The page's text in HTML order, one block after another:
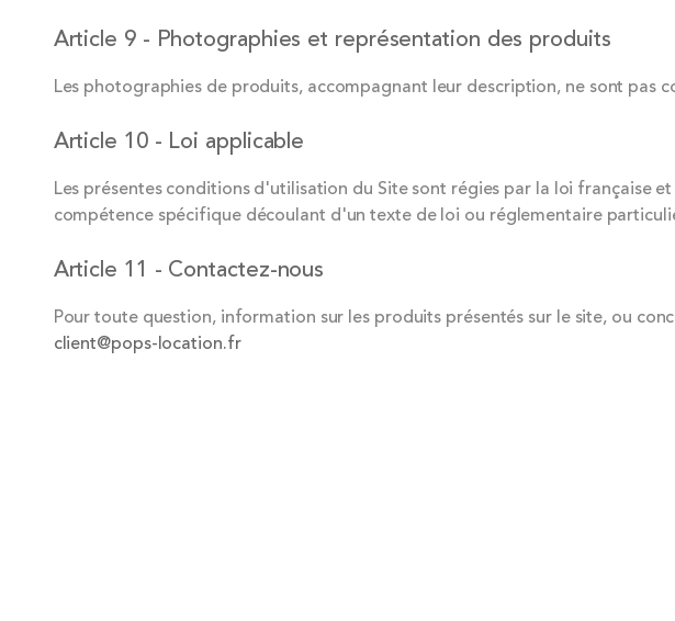
Article 9 - Photographies et représentation des produits
Les photographies de produits, accompagnant leur description, ne sont pas
Article 10 - Loi applicable
Les présentes conditions d'utilisation du Site sont régies par la loi française
compétence spécifique découlant d'un texte de loi ou réglementaire
Article 11 - Contactez-nous
Pour toute question, information sur les produits présentés sur le site, ou
client@pops-location.fr